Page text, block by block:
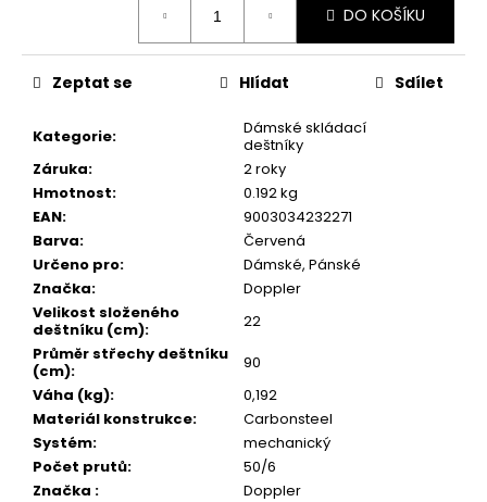
DO KOŠÍKU
Kategorie:
Dámské skládací
deštníky
Záruka:
2 roky
Hmotnost:
0.192 kg
EAN:
9003034232271
Barva:
Červená
Určeno pro:
Dámské, Pánské
Značka:
Doppler
Velikost složeného
deštníku (cm):
22
Průměr střechy deštníku
(cm):
90
Váha (kg):
0,192
Materiál konstrukce:
Carbonsteel
Systém:
mechanický
Počet prutů:
50/6
Značka : Doppler
Zeptat se Hlídat Sdílet
m
e